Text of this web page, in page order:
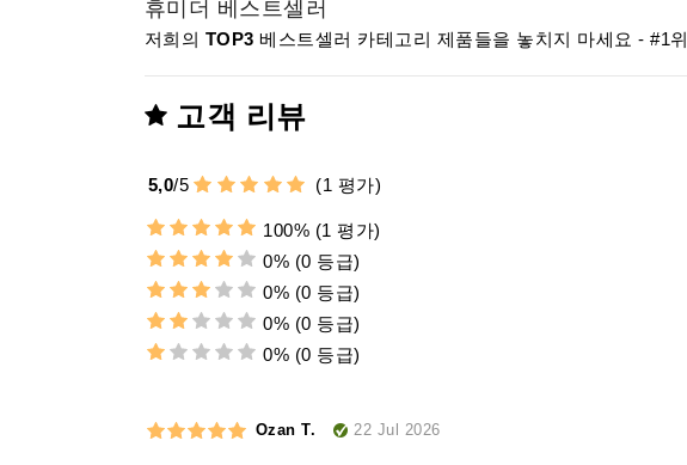
휴미더 베스트셀러
저희의 TOP3 베스트셀러 카테고리 제품들을 놓치지 마세요 - #1위
고객 리뷰
5,0/5 (1 평가)
100% (1 평가)
0% (0 등급)
0% (0 등급)
0% (0 등급)
0% (0 등급)
Ozan T. 22 Jul 2026